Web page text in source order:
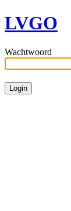
LVGO
Wachtwoord